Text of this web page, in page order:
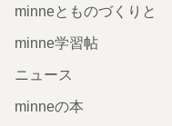
minneとものづくりと
minne学習帖
ニュース
minneの本